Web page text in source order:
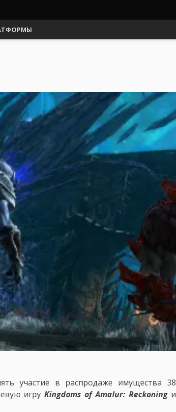
участие в распродаже имущества 38
игруKingdoms of Amalur: Reckoning и